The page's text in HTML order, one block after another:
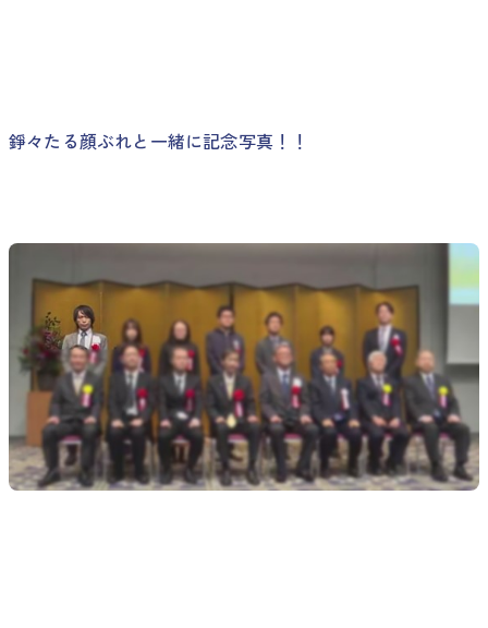
錚々たる顔ぶれと一緒に記念写真！！